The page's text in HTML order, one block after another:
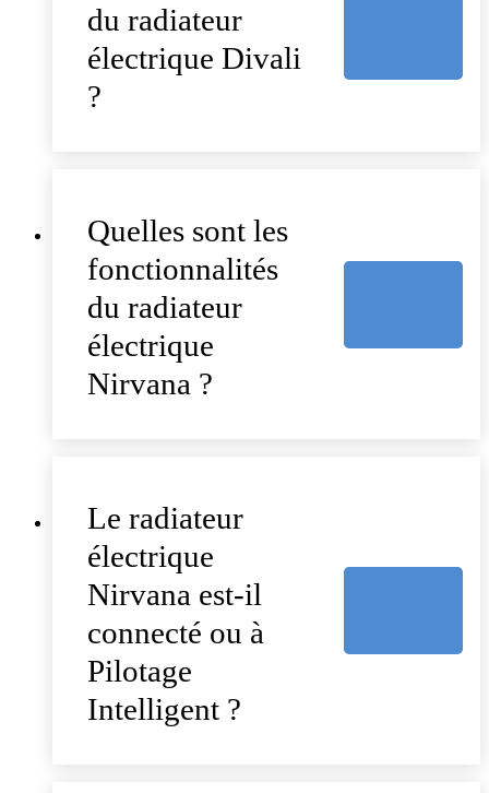
du radiateur
électrique Divali
?
Quelles sont les
fonctionnalités
du radiateur
électrique
Nirvana ?
Le radiateur
électrique
Nirvana est-il
connecté ou à
Pilotage
Intelligent ?